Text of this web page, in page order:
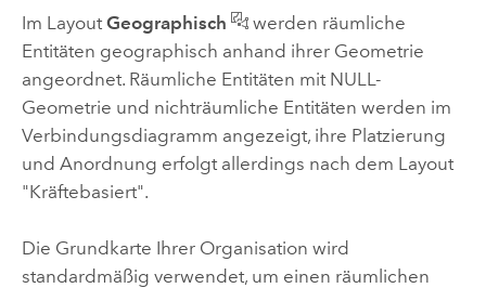
Im Layout Geographisch
werden räumliche
Entitäten geographisch anhand ihrer Geometrie
angeordnet. Räumliche Entitäten mit NULL-
Geometrie und nichträumliche Entitäten werden im
Verbindungsdiagramm angezeigt, ihre Platzierung
und Anordnung erfolgt allerdings nach dem Layout
"Kräftebasiert".
Die Grundkarte Ihrer Organisation wird
standardmäßig verwendet, um einen räumlichen